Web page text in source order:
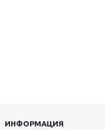
ИНФОРМАЦИЯ